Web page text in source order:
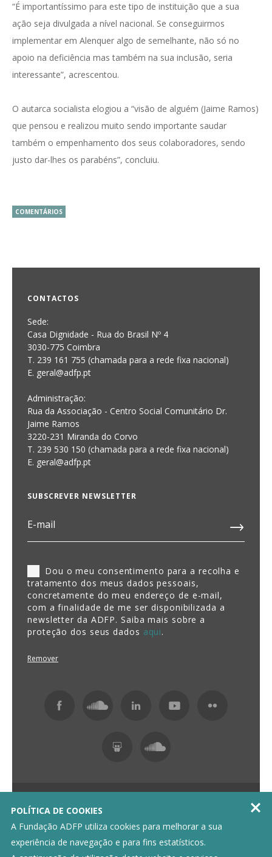
POLÍTICA DE COOKIES
A Fundação ADFP utiliza cookies para melhorar a sua
experiência de navegação e para fins estatísticos.

“É importantíssimo para este tipo de instituição que a sua
ação seja divulgada a nível nacional. Se conseguirmos
implementar em Alenquer algo de semelhante, não só no
apoio na deficiência mas também na sua inclusão, seria
interessante”, acrescentou.
O autarca socialista elogiou a “visão de alguém (Jaime Ramos)
que pensou e realizou muito sendo importante saudar
também o empenhamento dos seus colaboradores, sendo
justo dar-lhes os parabéns”, concluiu.
COMENTÁRIOS
CONTACTOS
Sede:
Casa Dignidade - Rua do Brasil Nº 4
3030-775 Coimbra
T. 239 161 755 (chamada para a rede fixa nacional)
E. geral@adfp.pt
Administração:
Rua da Associação - Centro Social Comunitário Dr.
Jaime Ramos
3220-231 Miranda do Corvo
T. 239 530 150 (chamada para a rede fixa nacional)
E. geral@adfp.pt
SUBSCREVER NEWSLETTER
Dou o meu consentimento para a recolha e
tratamento dos meus dados pessoais,
concretamente do meu endereço de e-mail,
com a finalidade de me ser disponibilizada a
newsletter da ADFP. Saiba mais sobre a
proteção dos seus dados aqui.
Remover
Política de Privacidade